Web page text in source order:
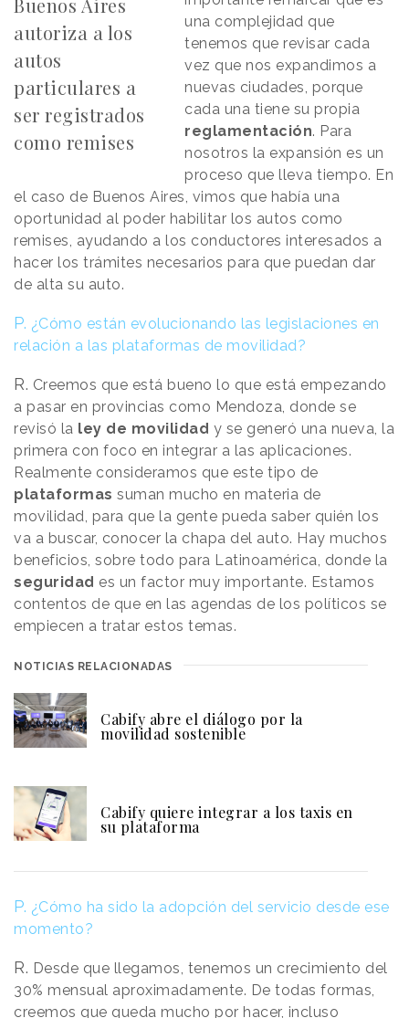
Buenos Aires
autoriza a los
autos
particulares a
ser registrados
como remises
una complejidad que
tenemos que revisar cada
vez que nos expandimos a
nuevas ciudades, porque
cada una tiene su propia
reglamentación. Para
nosotros la expansión es un
proceso que lleva tiempo. En
el caso de Buenos Aires, vimos que había una
oportunidad al poder habilitar los autos como
remises, ayudando a los conductores interesados a
hacer los trámites necesarios para que puedan dar
de alta su auto.
P. ¿Cómo están evolucionando las legislaciones en
relación a las plataformas de movilidad?
R. Creemos que está bueno lo que está empezando
a pasar en provincias como Mendoza, donde se
revisó la ley de movilidad y se generó una nueva, la
primera con foco en integrar a las aplicaciones.
Realmente consideramos que este tipo de
plataformas suman mucho en materia de
movilidad, para que la gente pueda saber quién los
va a buscar, conocer la chapa del auto. Hay muchos
beneficios, sobre todo para Latinoamérica, donde la
seguridad es un factor muy importante. Estamos
contentos de que en las agendas de los políticos se
empiecen a tratar estos temas.
NOTICIAS RELACIONADAS
Cabify abre el diálogo por la
movilidad sostenible
Cabify quiere integrar a los taxis en
su plataforma
P. ¿Cómo ha sido la adopción del servicio desde ese
momento?
R. Desde que llegamos, tenemos un crecimiento del
30% mensual aproximadamente. De todas formas,
creemos que queda mucho por hacer, incluso